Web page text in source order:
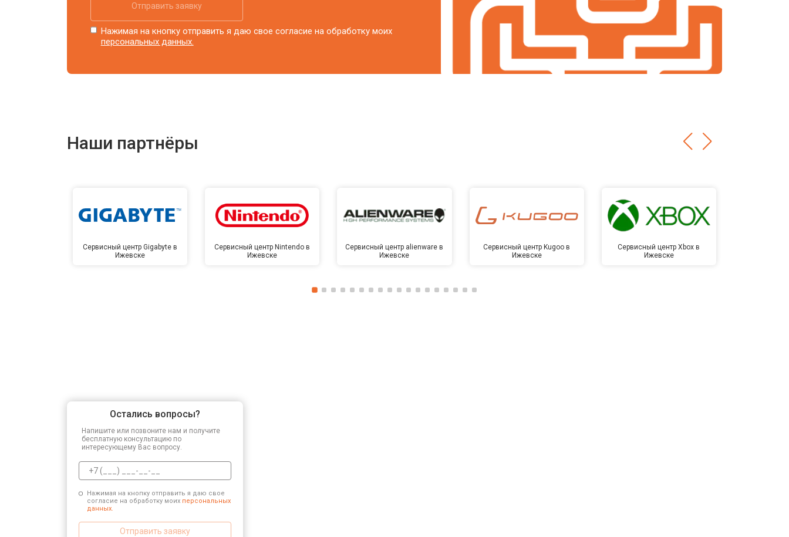
Отправить заявку
Нажимая на кнопку отправить я даю свое согласие на обработку моих
персональных данных.
Наши партнёры
Сервисный центр Gigabyte в
Ижевске
Сервисный центр Nintendo в
Ижевске
Сервисный центр alienware в
Ижевске
Сервисный центр Kugoo в
Ижевске
Сервисный центр Xbox в
Ижевске
Остались вопросы?
Напишите или позвоните нам и получите
бесплатную консультацию по
интересующему Вас вопросу.
Нажимая на кнопку отправить я даю свое
согласие на обработку моих персональных
данных.
Отправить заявку